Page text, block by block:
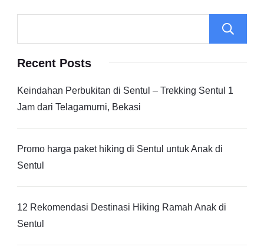
Recent Posts
Keindahan Perbukitan di Sentul – Trekking Sentul 1
Jam dari Telagamurni, Bekasi
Promo harga paket hiking di Sentul untuk Anak di
Sentul
12 Rekomendasi Destinasi Hiking Ramah Anak di
Sentul